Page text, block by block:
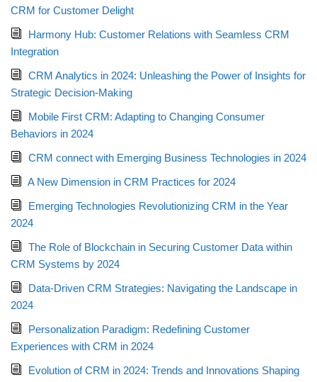
CRM for Customer Delight
Harmony Hub: Customer Relations with Seamless CRM
Integration
CRM Analytics in 2024: Unleashing the Power of Insights for
Strategic Decision-Making
Mobile First CRM: Adapting to Changing Consumer
Behaviors in 2024
CRM connect with Emerging Business Technologies in 2024
A New Dimension in CRM Practices for 2024
Emerging Technologies Revolutionizing CRM in the Year
2024
The Role of Blockchain in Securing Customer Data within
CRM Systems by 2024
Data-Driven CRM Strategies: Navigating the Landscape in
2024
Personalization Paradigm: Redefining Customer
Experiences with CRM in 2024
Evolution of CRM in 2024: Trends and Innovations Shaping